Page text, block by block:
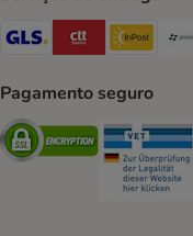
GLS Shipping Method
CTTExpress
Pagamento seguro
Security